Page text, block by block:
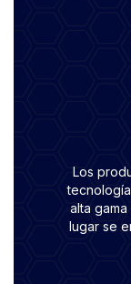
Los
alta
lugar se